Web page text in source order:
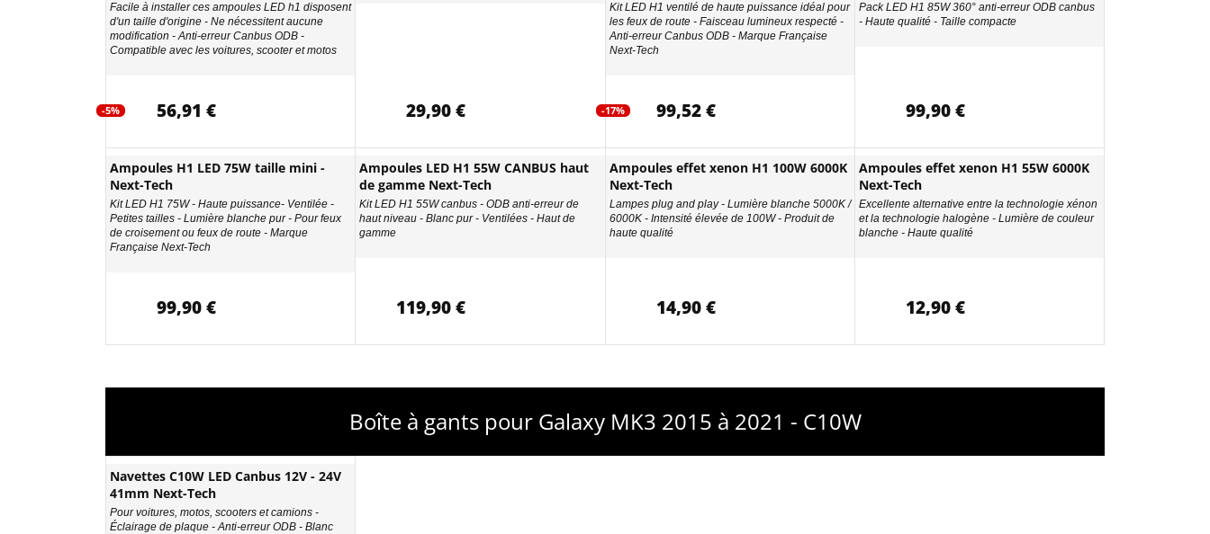
Facile à installer ces ampoules LED h1 disposent
d'un taille d'origine - Ne nécessitent aucune
modification - Anti-erreur Canbus ODB -
Compatible avec les voitures, scooter et motos
-5% 56,91 € 29,90 €
Kit LED H1 ventilé de haute puissance idéal pour
les feux de route - Faisceau lumineux respecté -
Anti-erreur Canbus ODB - Marque Française
Next-Tech
-17% 99,52 €
Pack LED H1 85W 360° anti-erreur ODB canbus
- Haute qualité - Taille compacte
99,90 €
Ampoules H1 LED 75W taille mini -
Next-Tech
Kit LED H1 75W - Haute puissance- Ventilée -
Petites tailles - Lumière blanche pur - Pour feux
de croisement ou feux de route - Marque
Française Next-Tech
99,90 €
Ampoules LED H1 55W CANBUS haut
de gamme Next-Tech
Kit LED H1 55W canbus - ODB anti-erreur de
haut niveau - Blanc pur - Ventilées - Haut de
gamme
119,90 €
Ampoules effet xenon H1 100W 6000K
Next-Tech
Lampes plug and play - Lumière blanche 5000K /
6000K - Intensité élevée de 100W - Produit de
haute qualité
14,90 €
Ampoules effet xenon H1 55W 6000K
Next-Tech
Excellente alternative entre la technologie xénon
et la technologie halogène - Lumière de couleur
blanche - Haute qualité
12,90 €
Boîte à gants pour Galaxy MK3 2015 à 2021 - C10W
Navettes C10W LED Canbus 12V - 24V
41mm Next-Tech
Pour voitures, motos, scooters et camions -
Éclairage de plaque - Anti-erreur ODB - Blanc